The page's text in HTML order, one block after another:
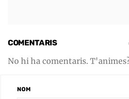
COMENTARIS
No hi ha comentaris.
NOM